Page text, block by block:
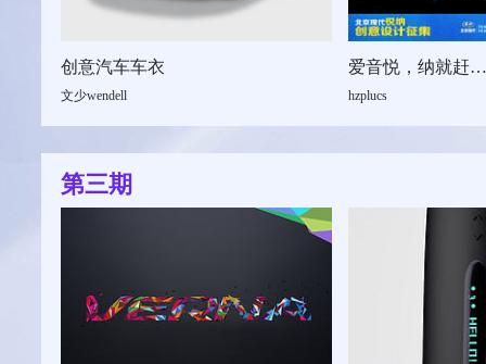
创意汽车车衣
文少wendell
爱音悦，纳就赶快行动吧！
hzplucs
第三期